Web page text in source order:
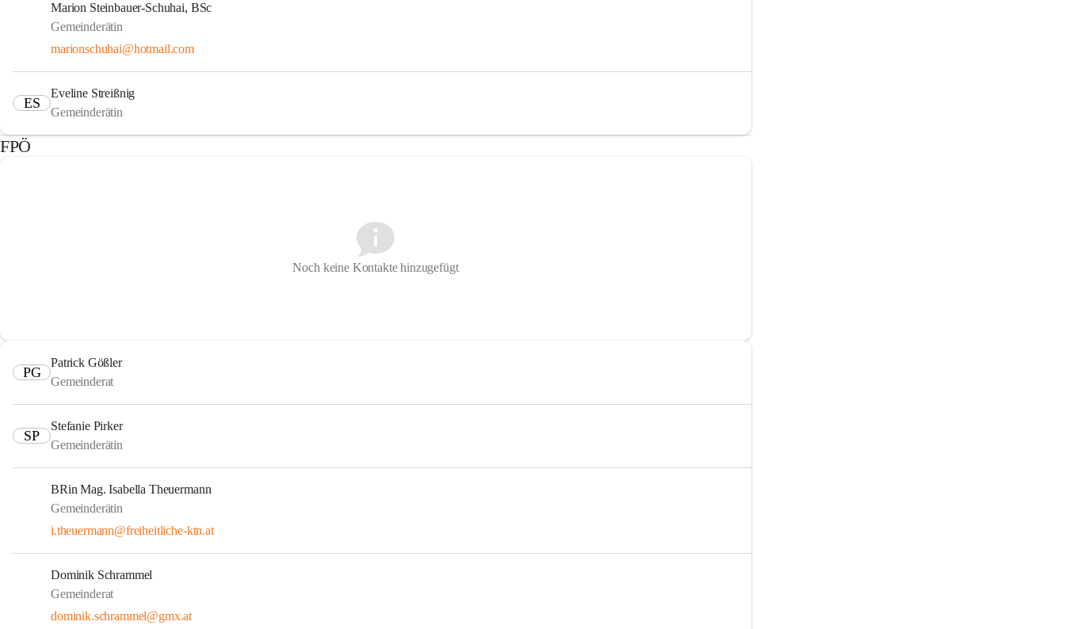
Marion Steinbauer-Schuhai, BSc
Gemeinderätin
marionschuhai@hotmail.com
ES
Eveline Streißnig
Gemeinderätin
FPÖ
Noch keine Kontakte hinzugefügt
PG
Patrick Gößler
Gemeinderat
SP
Stefanie Pirker
Gemeinderätin
BRin Mag. Isabella Theuermann
Gemeinderätin
i.theuermann@freiheitliche-ktn.at
Dominik Schrammel
Gemeinderat
dominik.schrammel@gmx.at